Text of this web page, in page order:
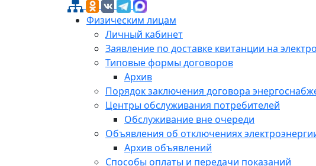
Физическим лицам
Личный кабинет
Заявление по доставке квитанции на
Типовые формы договоров
Архив
Порядок заключения договора
Центры обслуживания потребителей
Обслуживание вне очереди
Объявления об отключениях
Архив объявлений
Способы оплаты и передачи показаний